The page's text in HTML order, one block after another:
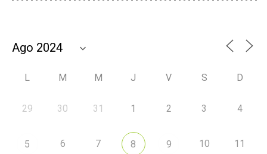
L M M J V S D
29 30 31 1 2 3 4
5 6 7 8 9 10 11